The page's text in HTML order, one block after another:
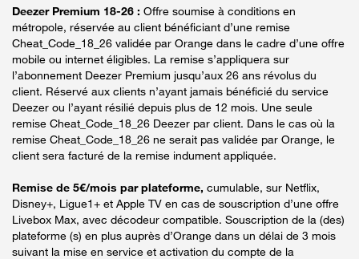
Deezer Premium 18-26 : Offre soumise à conditions en
métropole, réservée au client bénéficiant d’une remise
Cheat_Code_18_26 validée par Orange dans le cadre d’une offre
mobile ou internet éligibles. La remise s’appliquera sur
l’abonnement Deezer Premium jusqu’aux 26 ans révolus du
client. Réservé aux clients n’ayant jamais bénéficié du service
Deezer ou l’ayant résilié depuis plus de 12 mois. Une seule
remise Cheat_Code_18_26 Deezer par client. Dans le cas où la
remise Cheat_Code_18_26 ne serait pas validée par Orange, le
client sera facturé de la remise indument appliquée.
Remise de 5€/mois par plateforme, cumulable, sur Netflix,
Disney+, Ligue1+ et Apple TV en cas de souscription d’une offre
Livebox Max, avec décodeur compatible. Souscription de la (des)
plateforme (s) en plus auprès d’Orange dans un délai de 3 mois
suivant la mise en service et activation du compte de la